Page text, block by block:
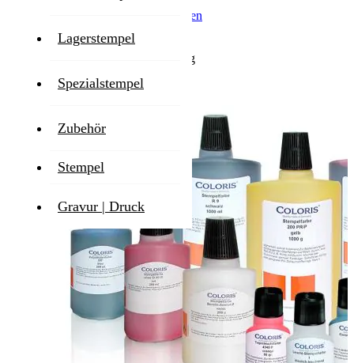
Lagerstempel
Spezialstempel
Zubehör
Stempel
Gravur | Druck
Versandkosten
1-2 Werktage